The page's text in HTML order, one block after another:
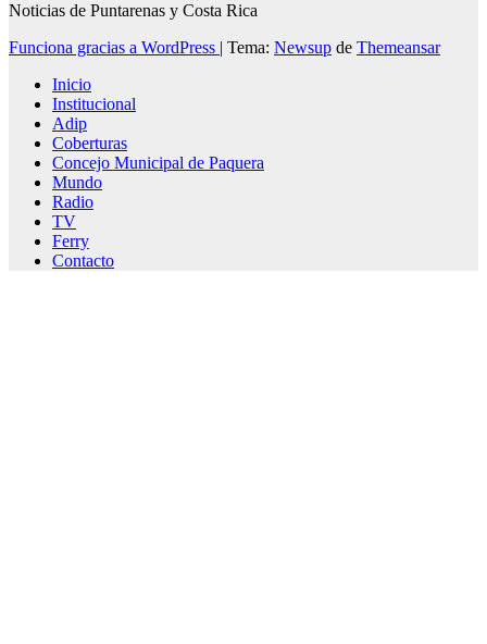
Noticias de Puntarenas y Costa Rica
Funciona gracias a WordPress | Tema: Newsup de Themeansar
Inicio
Institucional
Adip
Coberturas
Concejo Municipal de Paquera
Mundo
Radio
TV
Ferry
Contacto